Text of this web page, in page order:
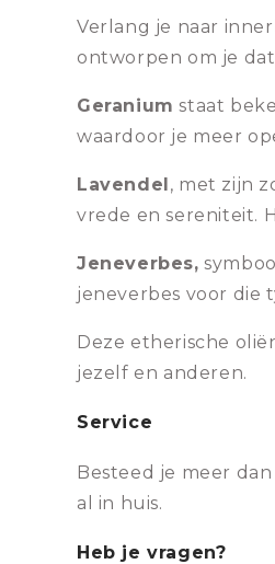
Verlang je naar
ontworpen om je
Geranium staat
waardoor je meer
Lavendel, met zijn
vrede en sereniteit.
Jeneverbes,
jeneverbes voor die
Deze etherische
jezelf en anderen.
Service
Besteed je meer
al in huis.
Heb je vragen?